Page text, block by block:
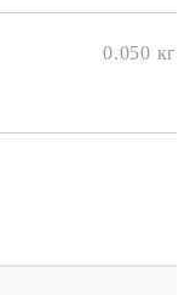
проект.
0.050 кг